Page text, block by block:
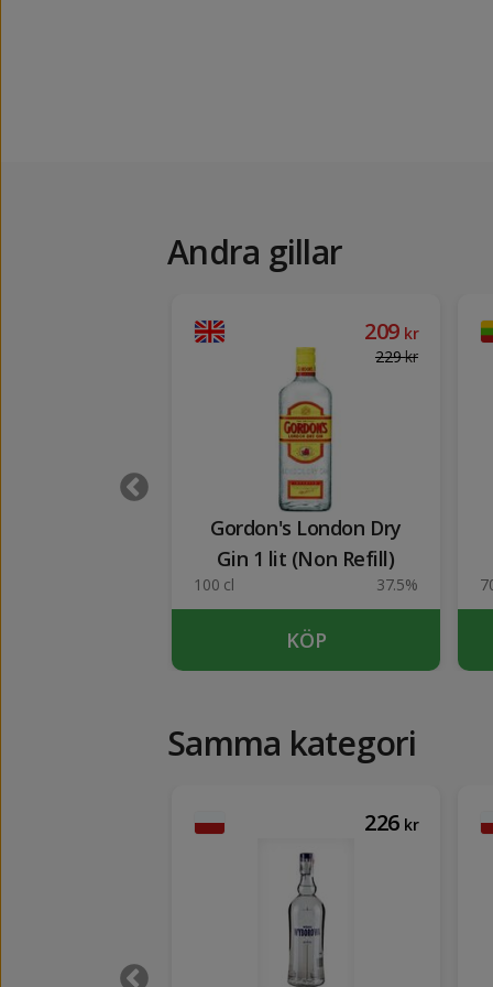
Andra gillar
209 kr
229kr
Gordon's London Dry
Gin 1 lit (Non Refill)
100 cl 37.5%
KÖP
Samma kategori
226 kr